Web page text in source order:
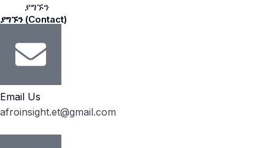
ያግኙን
ያግኙን (Contact)
Email Us
afroinsight.et@gmail.com